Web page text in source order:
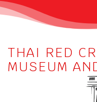
THAI RED
MUSEUM